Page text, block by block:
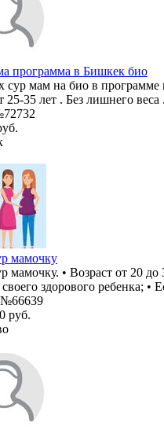
программа в Бишкек био
сур мам на био в программе
25-35 лет . Без лишнего
мамочку
мамочку. • Возраст от 20 до
здорового ребенка; •
руб.